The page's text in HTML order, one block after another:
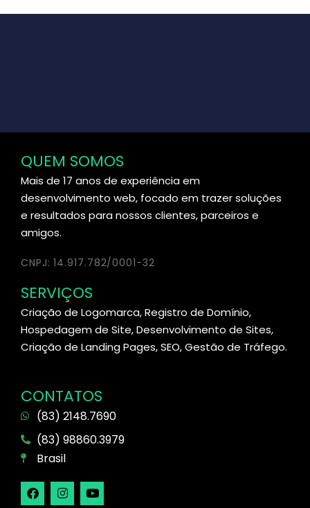
QUEM SOMOS
Mais de 17 anos de experiência em
desenvolvimento web, focado em trazer soluções
e resultados para nossos clientes, parceiros e
amigos.
CNPJ: 14.917.782/0001-32
SERVIÇOS
Criação de Logomarca, Registro de Domínio,
Hospedagem de Site, Desenvolvimento de Sites,
Criação de Landing Pages, SEO, Gestão de Tráfego.
CONTATOS
(83) 2148.7690
(83) 98860.3979
Brasil